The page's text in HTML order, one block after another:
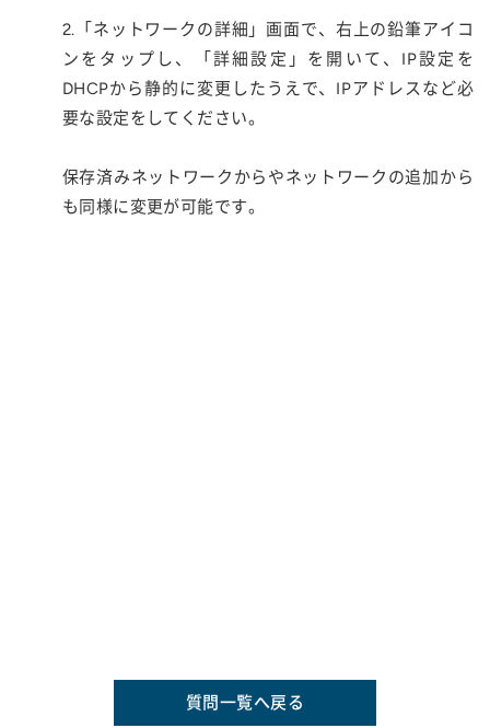
2.「ネットワークの詳細」画面で、右上の鉛筆アイコ
ンをタップし、「詳細設定」を開いて、IP設定を
DHCPから静的に変更したうえで、IPアドレスなど必
要な設定をしてください。
保存済みネットワークからやネットワークの追加から
も同様に変更が可能です。
質問一覧へ戻る